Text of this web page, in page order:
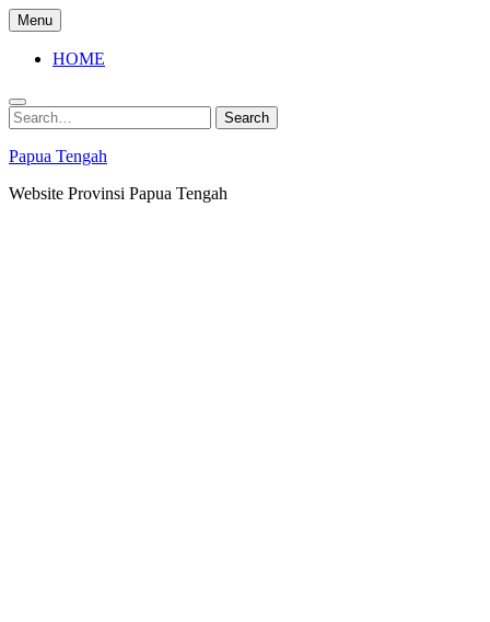
Skip
to
content
Menu
HOME
Search
for:
Search
Papua Tengah
Website Provinsi Papua Tengah